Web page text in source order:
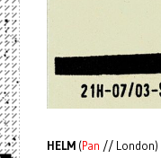
HELM(Pan // London)